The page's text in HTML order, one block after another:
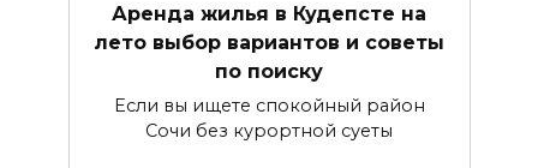
Аренда жилья в Кудепсте на
лето выбор вариантов и советы
по поиску
Если вы ищете спокойный район
Сочи без курортной суеты